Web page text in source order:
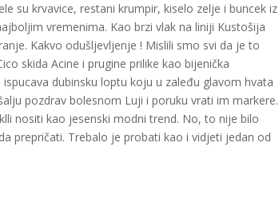
su krvavice, restani krumpir, kiselo zelje i buncek iz
vremenima. Kao brzi vlak na liniji Kustošija
Kakvo odušljevljenje ! Mislili smo svi da je to
skida Acine i prugine prilike kao bijenička
dubinsku loptu koju u zaleđu glavom hvata
pozdrav bolesnom Luji i poruku vrati im markere.
nositi kao jesenski modni trend. No, to nije bilo
prepričati. Trebalo je probati kao i vidjeti jedan od